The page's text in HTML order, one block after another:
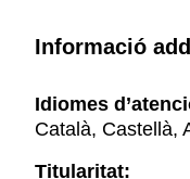
Informació
Idiomes
Català, Castellà,
Titularitat: